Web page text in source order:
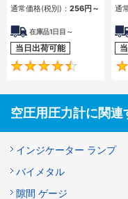
通常価格(税別)： 256円～
在庫品1日目～
当日出荷可能
通
空圧用圧力計に関
インジケーター ランプ
バイメタル
隙間 ゲージ